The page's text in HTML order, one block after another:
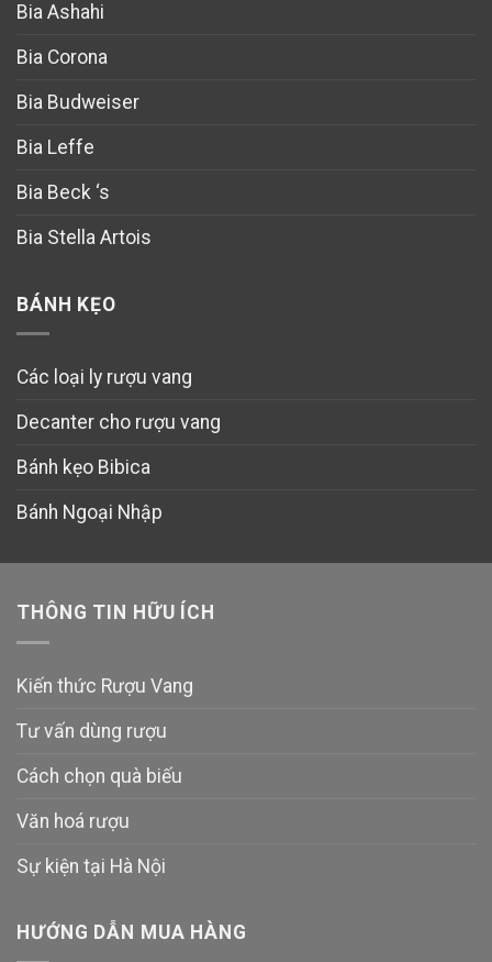
Bia Ashahi
Bia Corona
Bia Budweiser
Bia Leffe
Bia Beck ‘s
Bia Stella Artois
BÁNH KẸO
Các loại ly rượu vang
Decanter cho rượu vang
Bánh kẹo Bibica
Bánh Ngoại Nhập
THÔNG TIN HỮU ÍCH
Kiến thức Rượu Vang
Tư vấn dùng rượu
Cách chọn quà biếu
Văn hoá rượu
Sự kiện tại Hà Nội
HƯỚNG DẪN MUA HÀNG